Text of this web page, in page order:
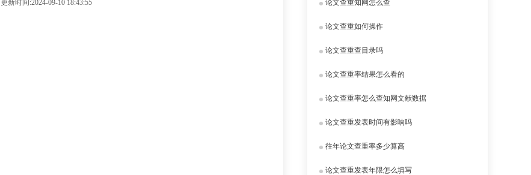
更新时间:2024-09-10 18:43:55 论文查重知网怎么查
论文查重如何操作
论文查重查目录吗
论文查重率结果怎么看的
论文查重率怎么查知网文献数据
论文查重发表时间有影响吗
往年论文查重率多少算高
论文查重发表年限怎么填写